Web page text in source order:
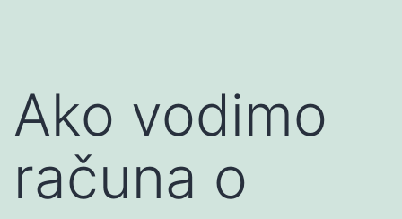
Ako vodimo
računa o